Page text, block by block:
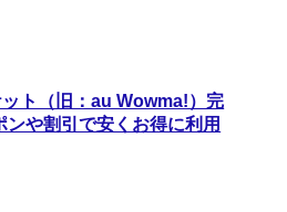
ト（旧：au Wowma!）完
ンや割引で安くお得に利用